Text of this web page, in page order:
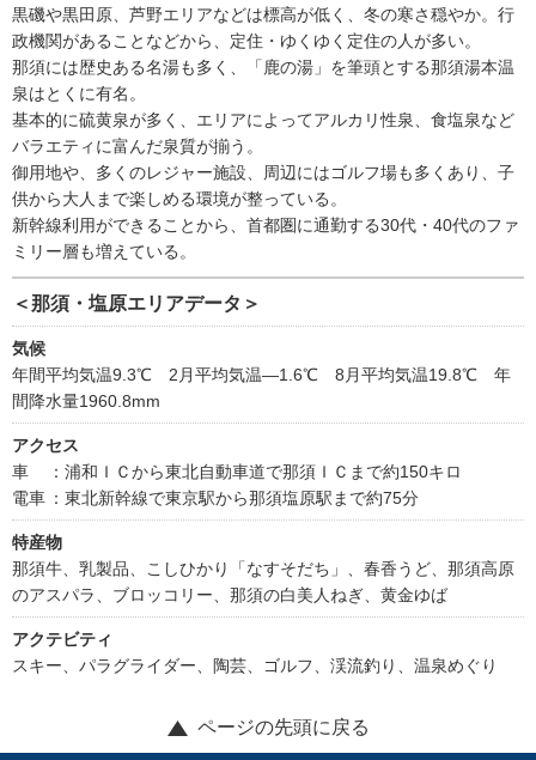
黒磯や黒田原、芦野エリアなどは標高が低く、冬の寒さ穏やか。行
政機関があることなどから、定住・ゆくゆく定住の人が多い。
那須には歴史ある名湯も多く、「鹿の湯」を筆頭とする那須湯本温
泉はとくに有名。
基本的に硫黄泉が多く、エリアによってアルカリ性泉、食塩泉など
バラエティに富んだ泉質が揃う。
御用地や、多くのレジャー施設、周辺にはゴルフ場も多くあり、子
供から大人まで楽しめる環境が整っている。
新幹線利用ができることから、首都圏に通勤する30代・40代のファ
ミリー層も増えている。
＜那須・塩原エリアデータ＞
気候
年間平均気温9.3℃ 2月平均気温―1.6℃ 8月平均気温19.8℃ 年
間降水量1960.8mm
アクセス
車
：浦和ＩＣから東北自動車道で那須ＩＣまで約150キロ
電車 ：東北新幹線で東京駅から那須塩原駅まで約75分
特産物
那須牛、乳製品、こしひかり「なすそだち」、春香うど、那須高原
のアスパラ、ブロッコリー、那須の白美人ねぎ、黄金ゆば
アクテビティ
スキー、パラグライダー、陶芸、ゴルフ、渓流釣り、温泉めぐり
ページの先頭に戻る